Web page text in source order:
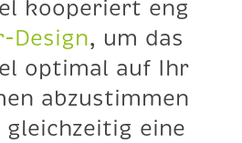
kooperiert eng
Design, um das
optimal auf Ihr
abzustimmen
eine